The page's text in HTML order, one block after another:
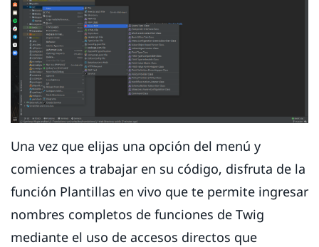
Una vez que elijas una opción del menú y
comiences a trabajar en su código, disfruta de la
función Plantillas en vivo que te permite ingresar
nombres completos de funciones de Twig
mediante el uso de accesos directos que